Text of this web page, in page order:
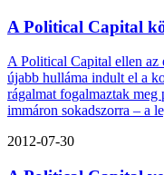
A Political Capital
A Political Capital ellen az
újabb hulláma indult el a
rágalmat fogalmaztak
immáron sokadszorra – a
2012-07-30